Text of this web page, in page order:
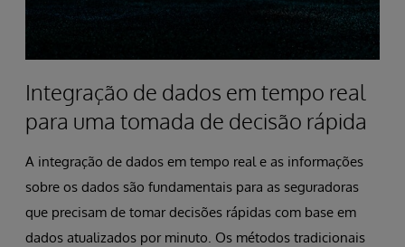
Integração de dados em tempo real
para uma tomada de decisão rápida
A integração de dados em tempo real e as informações
sobre os dados são fundamentais para as seguradoras
que precisam de tomar decisões rápidas com base em
dados atualizados por minuto. Os métodos tradicionais